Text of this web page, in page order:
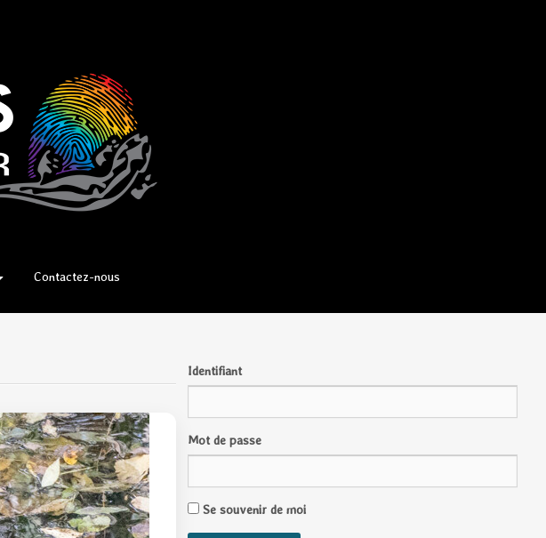
Contactez-nous
Identifiant
Mot de passe
Se souvenir de moi